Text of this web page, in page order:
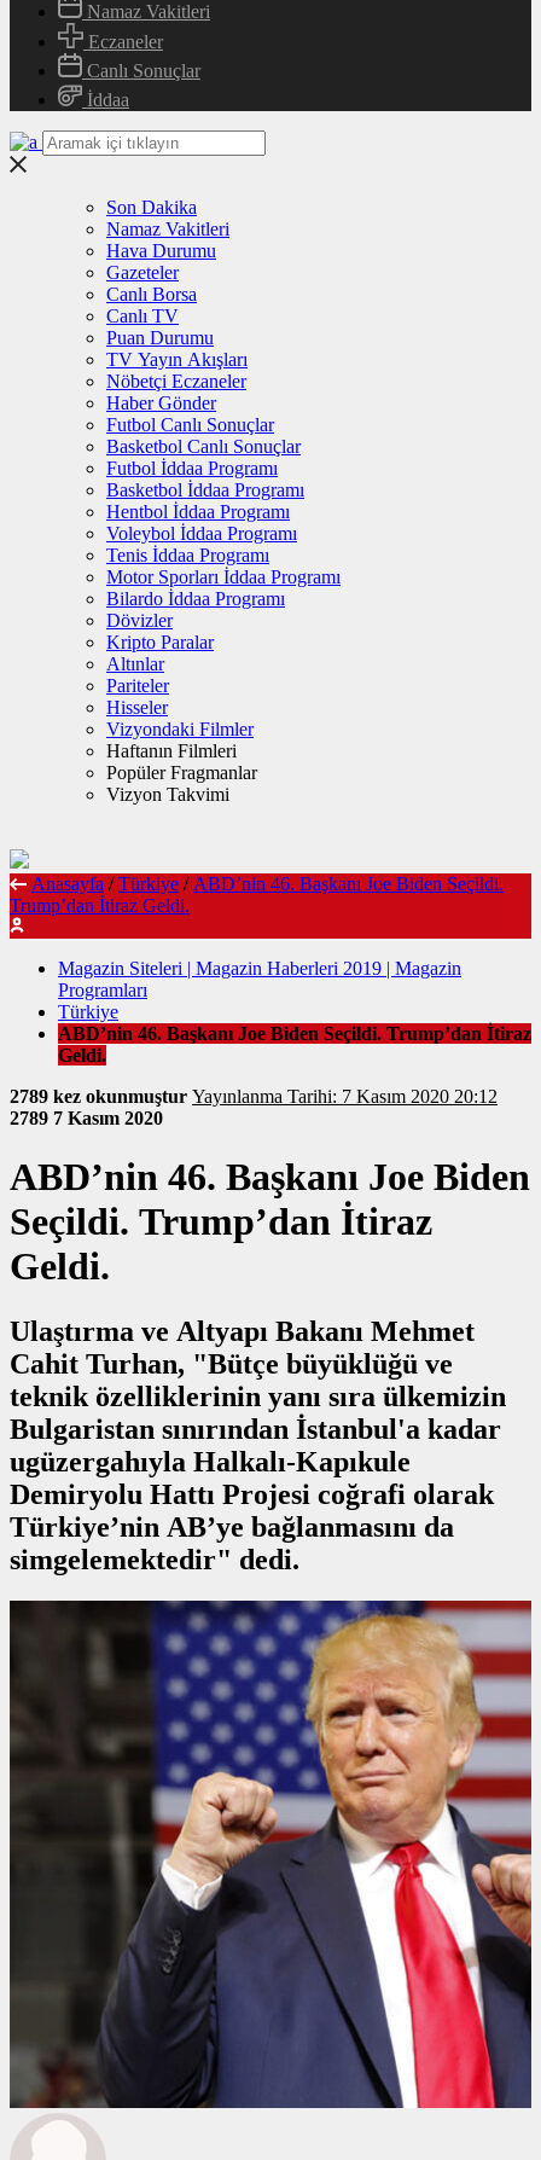
Namaz Vakitleri
Eczaneler
Canlı Sonuçlar
İddaa
Son Dakika
Namaz Vakitleri
Hava Durumu
Gazeteler
Canlı Borsa
Canlı TV
Puan Durumu
TV Yayın Akışları
Nöbetçi Eczaneler
Haber Gönder
Futbol Canlı Sonuçlar
Basketbol Canlı Sonuçlar
Futbol İddaa Programı
Basketbol İddaa Programı
Hentbol İddaa Programı
Voleybol İddaa Programı
Tenis İddaa Programı
Motor Sporları İddaa Programı
Bilardo İddaa Programı
Dövizler
Kripto Paralar
Altınlar
Pariteler
Hisseler
Vizyondaki Filmler
Haftanın Filmleri
Popüler Fragmanlar
Vizyon Takvimi
Anasayfa / Türkiye / ABD’nin 46. Başkanı Joe Biden Seçildi.
Trump’dan İtiraz Geldi.
Magazin Siteleri | Magazin Haberleri 2019 | Magazin
Programları
Türkiye
ABD’nin 46. Başkanı Joe Biden Seçildi. Trump’dan İtiraz
Geldi.
2789 kez okunmuştur
Yayınlanma Tarihi: 7 Kasım 2020 20:12
2789 7 Kasım 2020
ABD’nin 46. Başkanı Joe Biden
Seçildi. Trump’dan İtiraz
Geldi.
Ulaştırma ve Altyapı Bakanı Mehmet
Cahit Turhan, "Bütçe büyüklüğü ve
teknik özelliklerinin yanı sıra ülkemizin
Bulgaristan sınırından İstanbul'a kadar
ugüzergahıyla Halkalı-Kapıkule
Demiryolu Hattı Projesi coğrafi olarak
Türkiye’nin AB’ye bağlanmasını da
simgelemektedir" dedi.